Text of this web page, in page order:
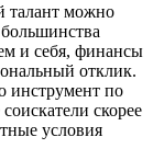
талант можно
и себя, финансы
отклик.
инструмент по
скорее
условия